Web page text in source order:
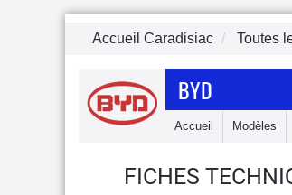
Accueil Caradisiac Toutes
BYD
Accueil Modèles
FICHES